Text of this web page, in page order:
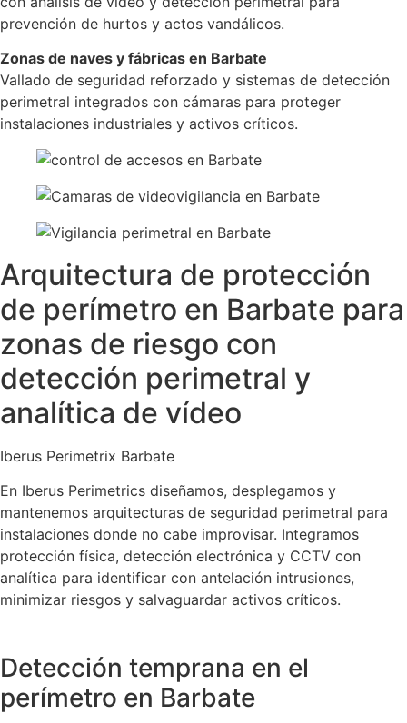
prevención de hurtos y actos vandálicos.
Zonas de naves y fábricas en Barbate
Vallado de seguridad reforzado y sistemas de detección
perimetral integrados con cámaras para proteger
instalaciones industriales y activos críticos.
Arquitectura de protección
de perímetro en Barbate para
zonas de riesgo con
detección perimetral y
analítica de vídeo
Iberus Perimetrix Barbate
En Iberus Perimetrics diseñamos, desplegamos y
mantenemos arquitecturas de seguridad perimetral para
instalaciones donde no cabe improvisar. Integramos
protección física, detección electrónica y CCTV con
analítica para identificar con antelación intrusiones,
minimizar riesgos y salvaguardar activos críticos.
Detección temprana en el
perímetro en Barbate